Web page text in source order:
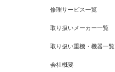
修理サービス一覧
取り扱いメーカー一覧
取り扱い重機・機器一覧
会社概要